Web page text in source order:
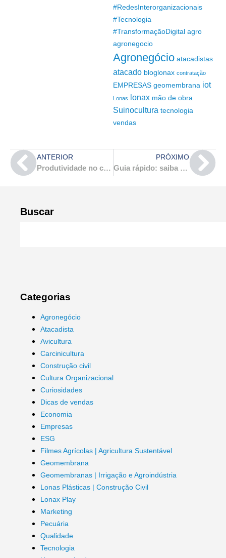
Buscar
Categorias
Agronegócio
Atacadista
Avicultura
Carcinicultura
Construção civil
Cultura Organizacional
Curiosidades
Dicas de vendas
Economia
Empresas
ESG
Filmes Agrícolas | Agricultura Sustentável
Geomembrana
Geomembranas | Irrigação e Agroindústria
Lonas Plásticas | Construção Civil
Lonax Play
Marketing
Pecuária
Qualidade
Tecnologia
#RedesInterorganizacionais
#Tecnologia
#TransformaçãoDigital agro
agronegocio
Agronegócio atacadistas
atacado bloglonax contratação
EMPRESAS geomembrana iot
Lonas lonax mão de obra
Suinocultura tecnologia
vendas
ANTERIOR
Produtividade no canteiro de obras: qual a melhor forma de organizar o trabalho dos pedreiros?
PRÓXIMO
Guia rápido: saiba como fazer uma boa silagem